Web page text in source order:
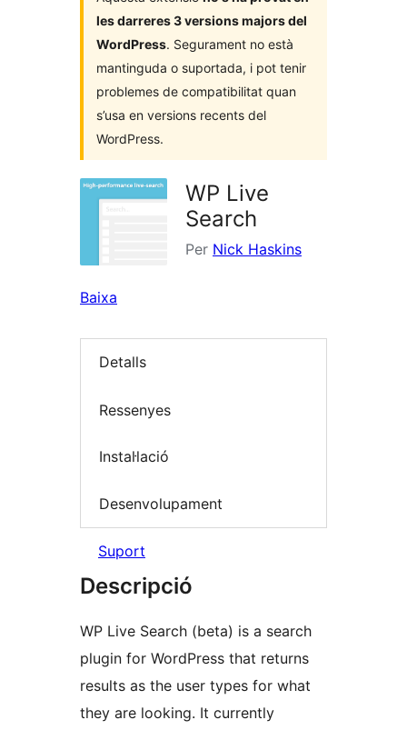
les darreres 3 versions majors del
WordPress. Segurament no està
mantinguda o suportada, i pot tenir
problemes de compatibilitat quan
s’usa en versions recents del
WordPress.
WP Live
Search
Per Nick Haskins
Baixa
Detalls
Ressenyes
Instal·lació
Desenvolupament
Suport
Descripció
WP Live Search (beta) is a search
plugin for WordPress that returns
results as the user types for what
they are looking. It currently